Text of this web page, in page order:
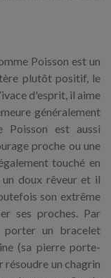
Poisson est un
plutôt positif, le
d'esprit, il aime
généralement
Poisson est aussi
proche ou une
touché en
doux rêveur et il
son extrême
ses proches. Par
porter un bracelet
(sa pierre porte-
résoudre un chagrin